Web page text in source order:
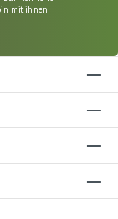
mit ihnen